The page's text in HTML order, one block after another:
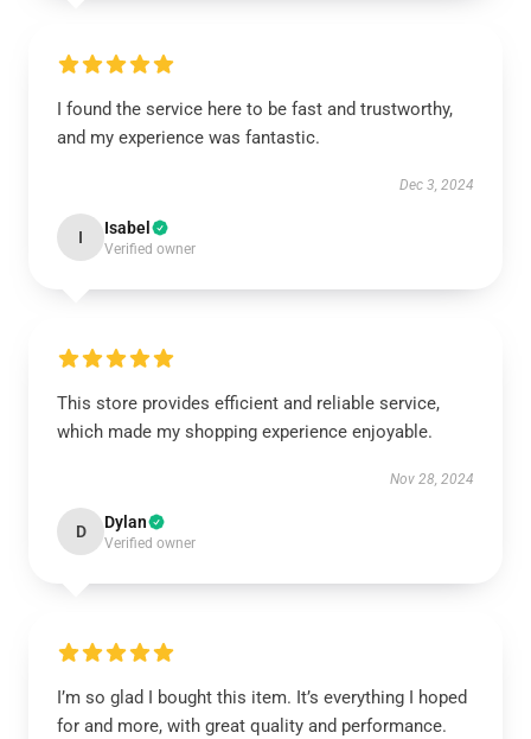
I found the service here to be fast and trustworthy,
and my experience was fantastic.
Dec 3, 2024
I Isabel
Verified owner
This store provides efficient and reliable service,
which made my shopping experience enjoyable.
Nov 28, 2024
D Dylan
Verified owner
I’m so glad I bought this item. It’s everything I hoped
for and more, with great quality and performance.